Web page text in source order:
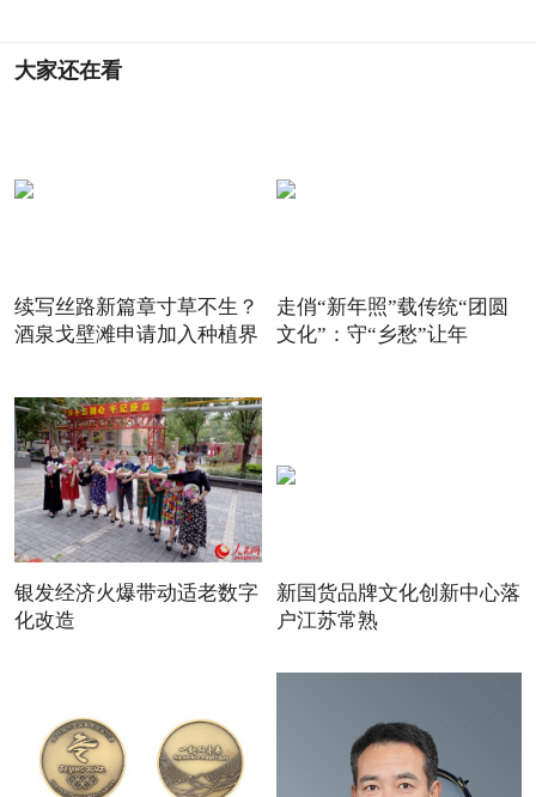
大家还在看
续写丝路新篇章寸草不生？
酒泉戈壁滩申请加入种植界
走俏“新年照”载传统“团圆
文化”：守“乡愁”让年
银发经济火爆带动适老数字
化改造
新国货品牌文化创新中心落
户江苏常熟